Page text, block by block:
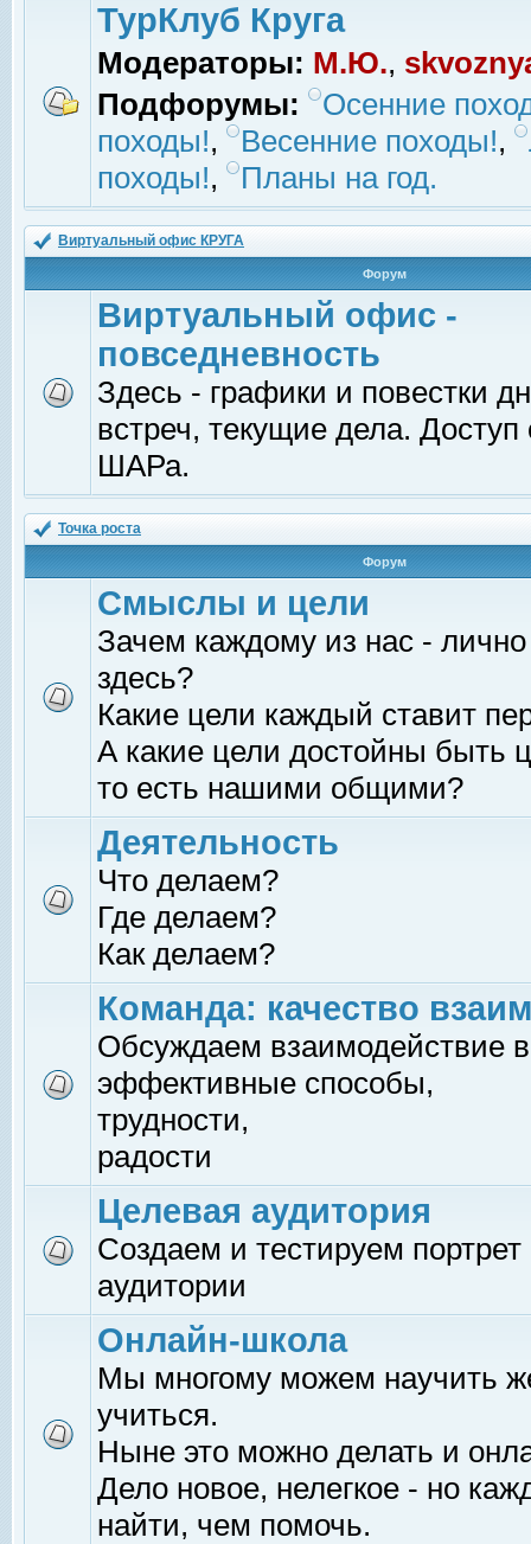
ТурКлуб Круга
Модераторы: М.Ю.,
Подфорумы:
Осенние
походы!, Весенние походы!,
походы!, Планы на год.
Виртуальный офис КРУГА
Форум
Виртуальный офис -
повседневность
Здесь - графики и повестки
встреч, текущие дела.
ШАРа.
Точка роста
Форум
Смыслы и цели
Зачем каждому из нас -
здесь?
Какие цели каждый ставит
А какие цели достойны быть
то есть нашими общими?
Деятельность
Что делаем?
Где делаем?
Как делаем?
Команда: качество
Обсуждаем взаимодействие
эффективные способы,
трудности,
радости
Целевая аудитория
Создаем и тестируем
аудитории
Онлайн-школа
Мы многому можем научить
учиться.
Ныне это можно делать и
Дело новое, нелегкое - но
найти, чем помочь.